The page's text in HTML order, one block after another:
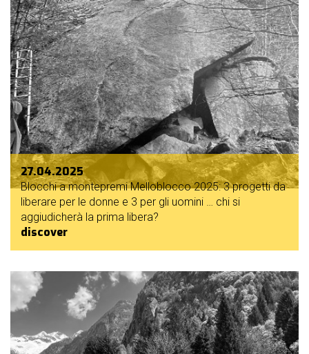
27.04.2025
Blocchi a montepremi Melloblocco 2025: 3 progetti da
liberare per le donne e 3 per gli uomini … chi si
aggiudicherà la prima libera?
discover